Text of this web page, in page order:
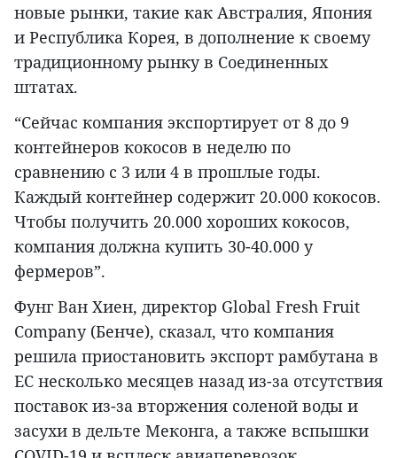
новые рынки, такие как Австралия, Япония
и Республика Корея, в дополнение к своему
традиционному рынку в Соединенных
штатах.
“Сейчас компания экспортирует от 8 до 9
контейнеров кокосов в неделю по
сравнению с 3 или 4 в прошлые годы.
Каждый контейнер содержит 20.000 кокосов.
Чтобы получить 20.000 хороших кокосов,
компания должна купить 30-40.000 у
фермеров”.
Фунг Ван Хиен, директор Global Fresh Fruit
Company (Бенче), сказал, что компания
решила приостановить экспорт рамбутана в
ЕС несколько месяцев назад из-за отсутствия
поставок из-за вторжения соленой воды и
засухи в дельте Меконга, а также вспышки